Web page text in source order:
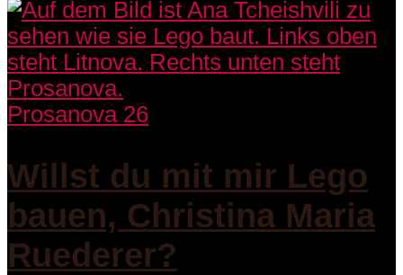
Prosanova 26
Willst du mit mir Lego
bauen, Christina Maria
Ruederer?